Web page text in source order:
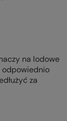
na lodowe
odpowiednio
za